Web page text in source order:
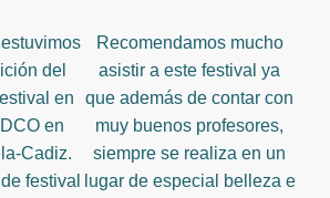
del
en
en
Cadiz.
festival
Recomendamos mucho
asistir a este festival ya
que además de contar con
muy buenos profesores,
siempre se realiza en un
lugar de especial belleza e